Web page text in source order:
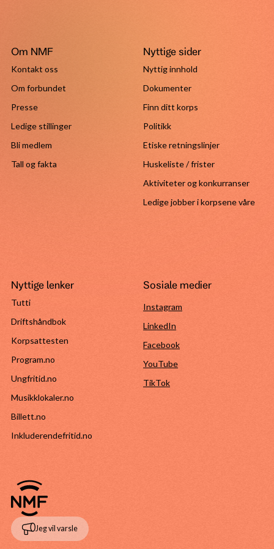
Tall og fakta
Tips
Tutti
Utvikle
Vedtekter
Om NMF
Kontakt oss
Om forbundet
Presse
Ledige stillinger
Bli medlem
Tall og fakta
Nyttige sider
Nyttig innhold
Dokumenter
Finn ditt korps
Politikk
Etiske retningslinjer
Huskeliste / frister
Aktiviteter og konkurranser
Ledige jobber i korpsene våre
Nyttige lenker
Tutti
Driftshåndbok
Korpsattesten
Program.no
Ungfritid.no
Musikklokaler.no
Billett.no
Inkluderendefritid.no
Sosiale medier
Instagram
LinkedIn
Facebook
YouTube
TikTok
Jeg vil varsle